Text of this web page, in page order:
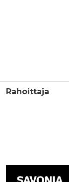
Rahoittaja